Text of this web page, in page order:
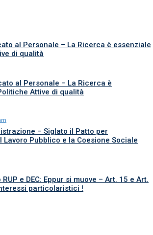
al Personale – La Ricerca è essenziale
di qualità
al Personale – La Ricerca è
Attive di qualità
– Siglato il Patto per
Lavoro Pubblico e la Coesione Sociale
e DEC: Eppur si muove – Art. 15 e Art.
particolaristici !